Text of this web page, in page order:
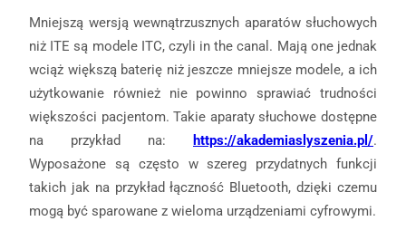
Mniejszą wersją wewnątrzusznych aparatów słuchowych
niż ITE są modele ITC, czyli in the canal. Mają one jednak
wciąż większą baterię niż jeszcze mniejsze modele, a ich
użytkowanie również nie powinno sprawiać trudności
większości pacjentom. Takie aparaty słuchowe dostępne
na przykład na:
https://akademiaslyszenia.pl/.
Wyposażone są często w szereg przydatnych funkcji
takich jak na przykład łączność Bluetooth, dzięki czemu
mogą być sparowane z wieloma urządzeniami cyfrowymi.